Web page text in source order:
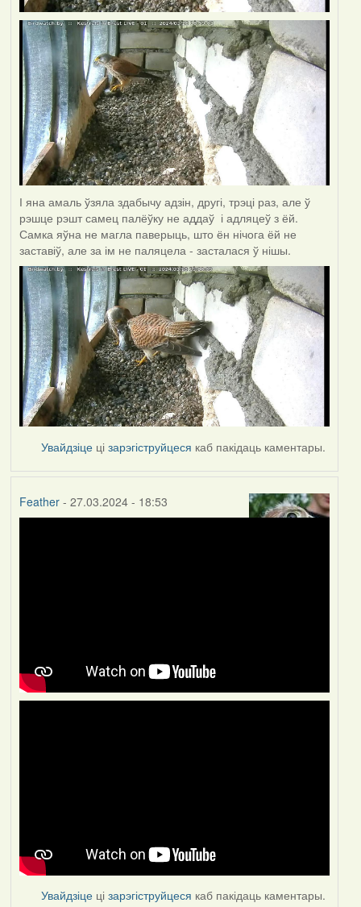
І яна амаль ўзяла здабычу адзін, другі, трэці раз, але ў
рэшце рэшт самец палёўку не аддаў і адляцеў з ёй.
Самка яўна не магла паверыць, што ён нічога ёй не
заставіў, але за ім не паляцела - засталася ў нішы.
Увайдзіце цізарэгіструйцеся каб пакідаць каментары.
Feather- 27.03.2024 - 18:53
Увайдзіце цізарэгіструйцеся каб пакідаць каментары.